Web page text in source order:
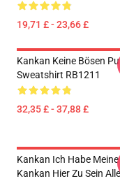
19,71 £ - 23,66 £
Kankan Keine Bösen
Sweatshirt RB1211
32,35 £ - 37,88 £
Kankan Ich Habe Meine
Kankan Hier Zu Sein Alle